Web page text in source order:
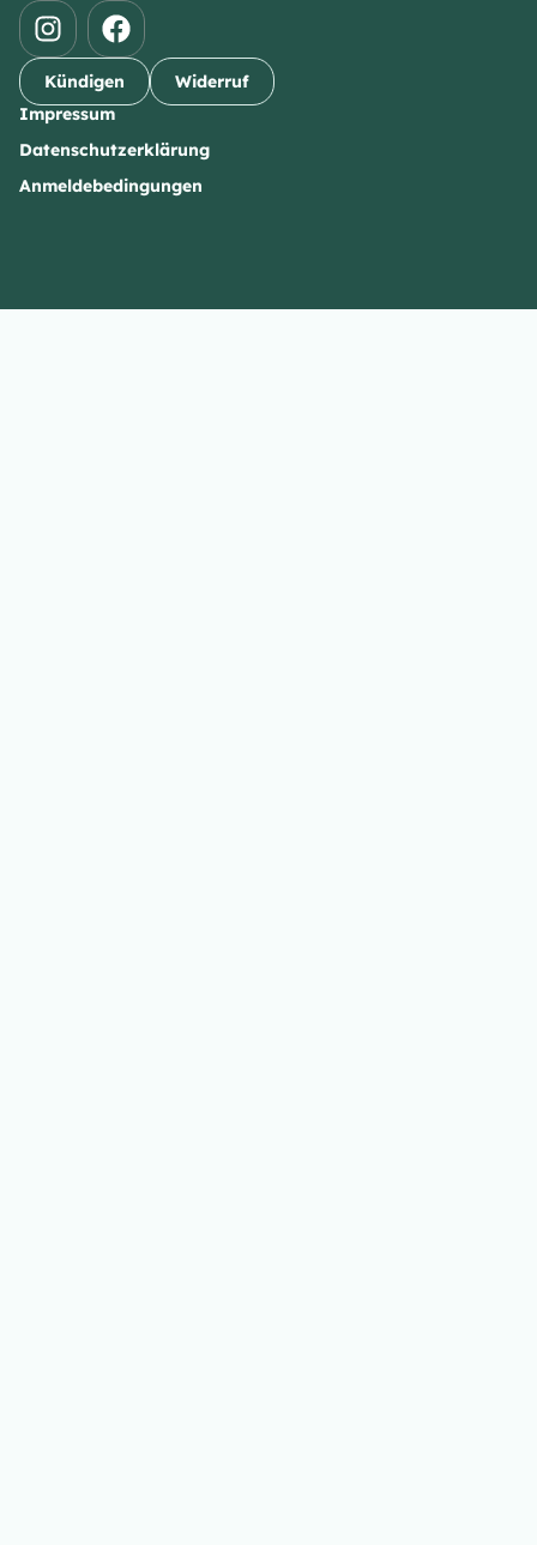
Kündigen
Widerruf
Impressum
Datenschutzerklärung
Anmeldebedingungen